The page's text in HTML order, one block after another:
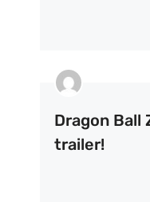
Dragon Ball
trailer!